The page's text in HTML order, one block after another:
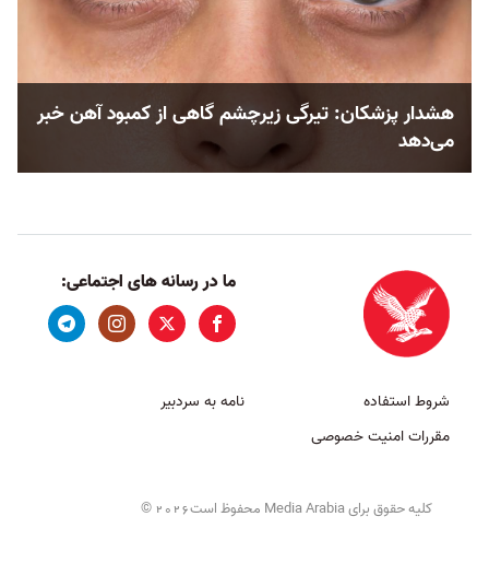
هشدار پزشکان: تیرگی زیرچشم گاهی از کمبود آهن خبر
می‌دهد
ما در رسانه های اجتماعی:
شروط استفاده
مقررات امنیت خصوصی
نامه به سردبیر
کلیه حقوق برای Media Arabia محفوظ است 2026
©